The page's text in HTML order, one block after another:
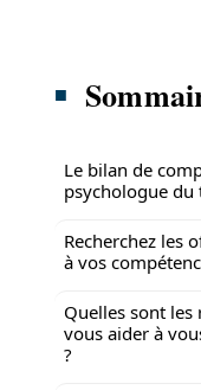
Le bilan de
psychologue du
Recherchez les
à vos
Quelles sont
vous aider à
?